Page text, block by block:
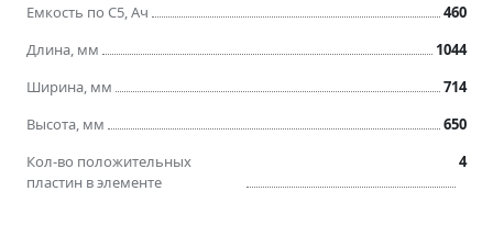
Емкость по C5, Ач
460
Длина, мм
1044
Ширина, мм
714
Высота, мм
650
Кол-во положительных
пластин в элементе
4